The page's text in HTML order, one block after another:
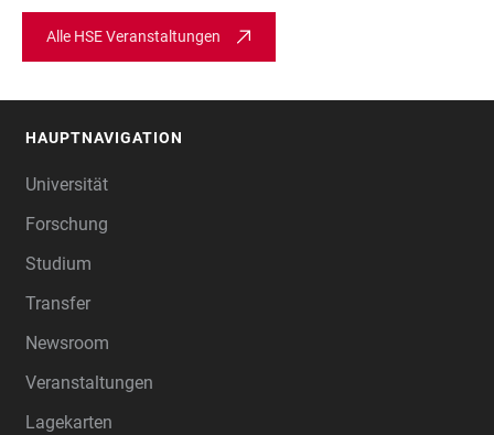
Alle HSE Veranstaltungen
HAUPTNAVIGATION
Universität
Forschung
Studium
Transfer
Newsroom
Veranstaltungen
Lagekarten